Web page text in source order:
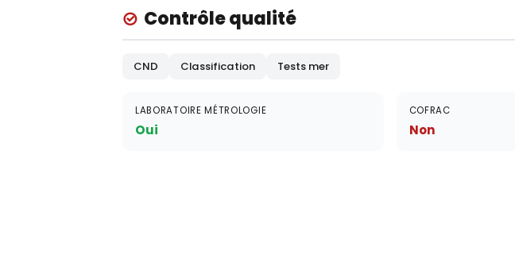
Contrôle qualité
CND Classification Tests mer
LABORATOIRE MÉTROLOGIE
Oui
COFRAC
Non